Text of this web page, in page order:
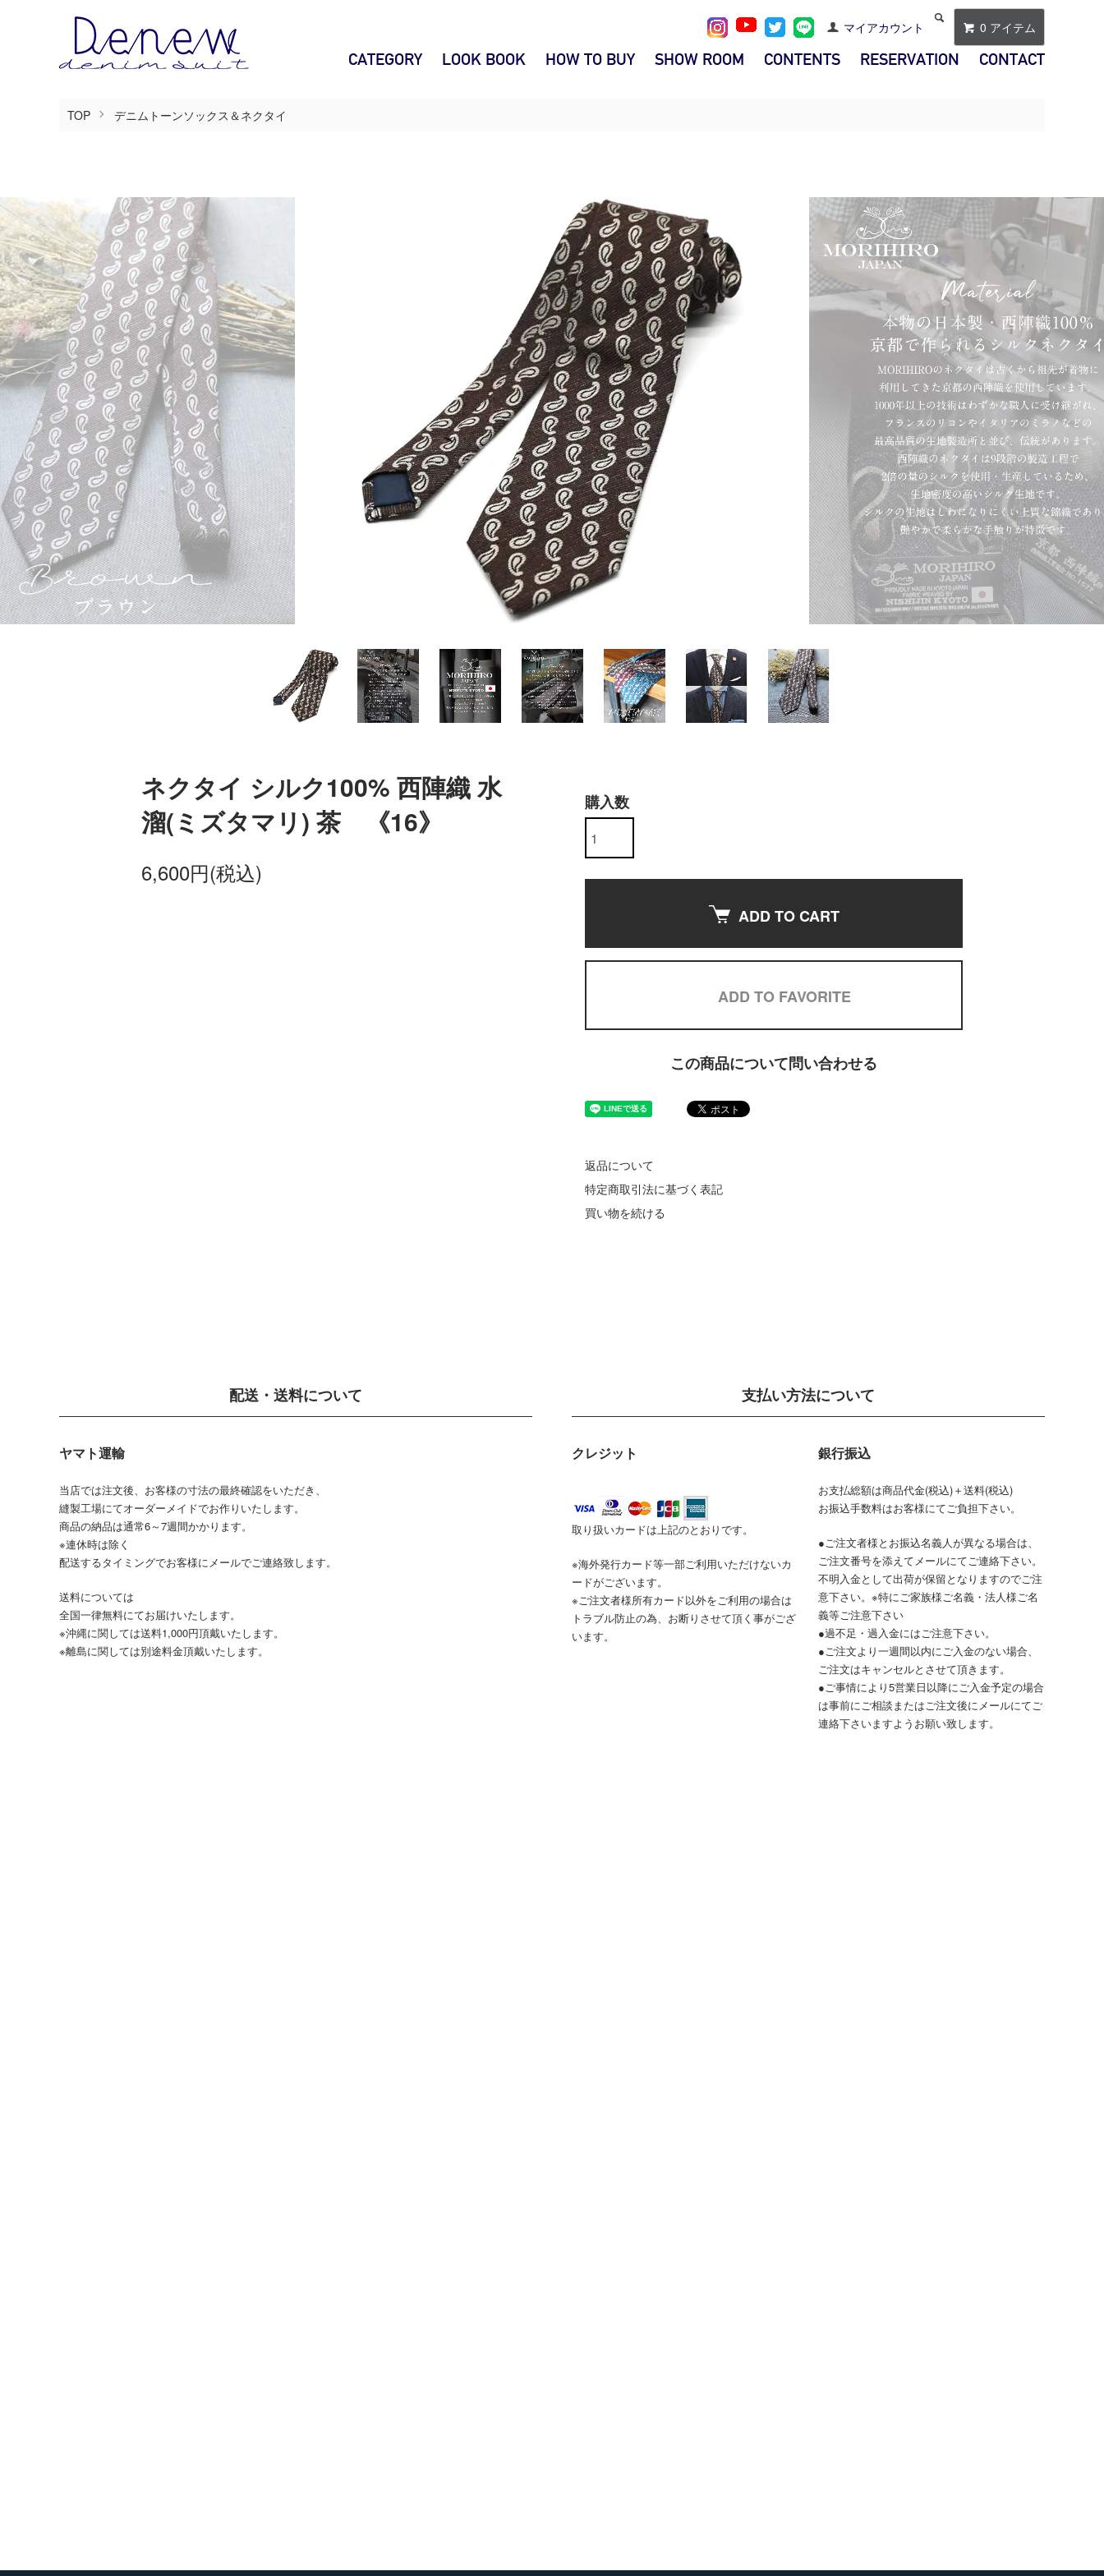
マイアカウント 0 アイテム
CATEGORY LOOK BOOK HOW TO BUY SHOW ROOM CONTENTS RESERVATION CONTACT
TOP デニムトーンソックス＆ネクタイ
ネクタイ シルク100% 西陣織 水
溜(ミズタマリ) 茶 《16》
6,600円(税込)
購入数
ADD TO CART
ADD TO FAVORITE
この商品について問い合わせる
返品について
特定商取引法に基づく表記
買い物を続ける
配送・送料について
ヤマト運輸
当店では注文後、お客様の寸法の最終確認をいただき、
縫製工場にてオーダーメイドでお作りいたします。
商品の納品は通常6～7週間かかります。
※連休時は除く
配送するタイミングでお客様にメールでご連絡致します。
送料については
全国一律無料にてお届けいたします。
※沖縄に関しては送料1,000円頂戴いたします。
※離島に関しては別途料金頂戴いたします。
支払い方法について
クレジット
取り扱いカードは上記のとおりです。
※海外発行カード等一部ご利用いただけないカ
ードがございます。
※ご注文者様所有カード以外をご利用の場合は
トラブル防止の為、お断りさせて頂く事がござ
います。
銀行振込
お支払総額は商品代金(税込)＋送料(税込)
お振込手数料はお客様にてご負担下さい。
●ご注文者様とお振込名義人が異なる場合は、
ご注文番号を添えてメールにてご連絡下さい。
不明入金として出荷が保留となりますのでご注
意下さい。※特にご家族様ご名義・法人様ご名
義等ご注意下さい
●過不足・過入金にはご注意下さい。
●ご注文より一週間以内にご入金のない場合、
ご注文はキャンセルとさせて頂きます。
●ご事情により5営業日以降にご入金予定の場合
は事前にご相談またはご注文後にメールにてご
連絡下さいますようお願い致します。